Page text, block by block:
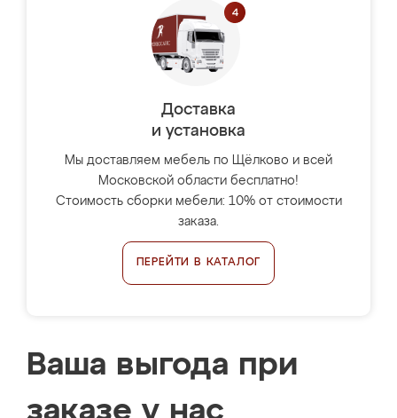
Доставка
и установка
Мы доставляем мебель по Щёлково и всей
Московской области бесплатно!
Стоимость сборки мебели: 10% от стоимости
заказа.
ПЕРЕЙТИ В КАТАЛОГ
Ваша выгода при